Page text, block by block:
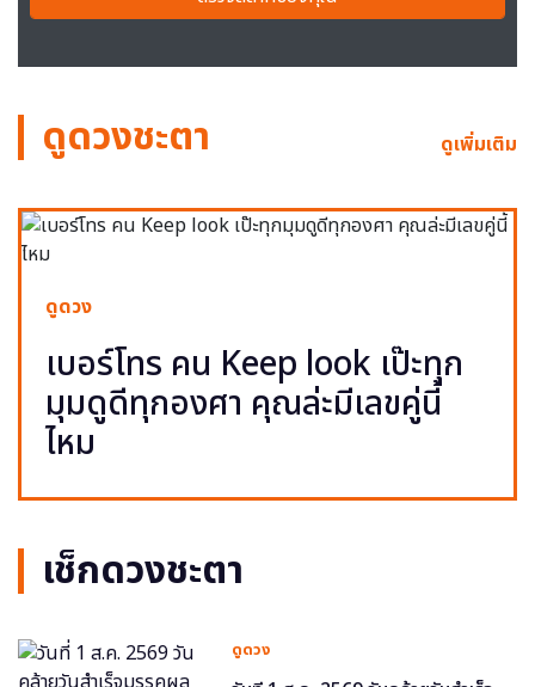
ดูดวงชะตา ดูเพิ่มเติม
ดูดวง
เบอร์โทร คน Keep look เป๊ะทุก
มุมดูดีทุกองศา คุณล่ะมีเลขคู่นี้
ไหม
เช็กดวงชะตา
ดูดวง